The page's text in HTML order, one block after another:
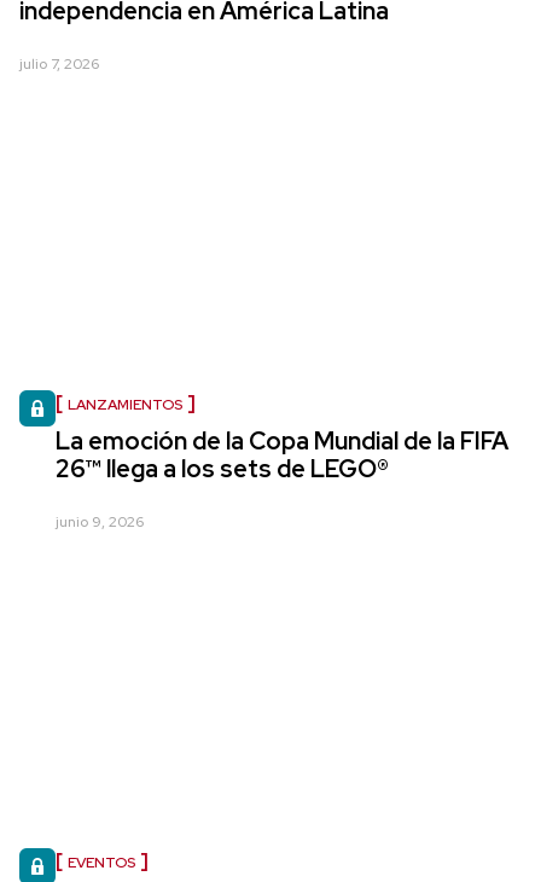
independencia en América Latina
julio 7, 2026
LANZAMIENTOS
La emoción de la Copa Mundial de la FIFA
26™ llega a los sets de LEGO®
junio 9, 2026
EVENTOS